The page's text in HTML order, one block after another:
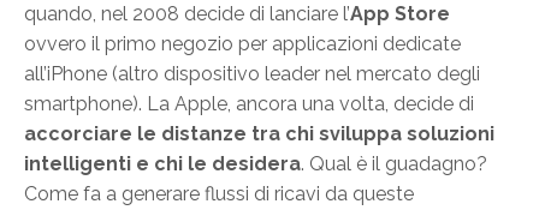
quando, nel 2008 decide di lanciare l’App Store
ovvero il primo negozio per applicazioni dedicate
all’iPhone (altro dispositivo leader nel mercato degli
smartphone). La Apple, ancora una volta, decide di
accorciare le distanze tra chi sviluppa soluzioni
intelligenti e chi le desidera. Qual è il guadagno?
Come fa a generare flussi di ricavi da queste